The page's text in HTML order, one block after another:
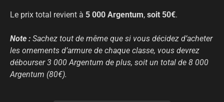
Le prix total revient à 5 000 Argentum, soit 50€.
Note : Sachez tout de même que si vous décidez d’acheter
les ornements d’armure de chaque classe, vous devrez
débourser 3 000 Argentum de plus, soit un total de 8 000
Argentum (80€).